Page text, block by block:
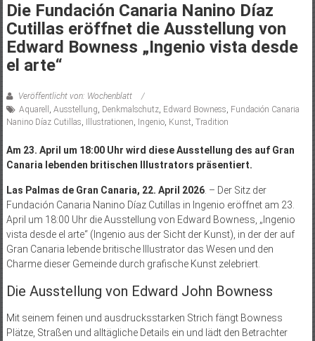
Die Fundación Canaria Nanino Díaz
Cutillas eröffnet die Ausstellung von
Edward Bowness „Ingenio vista desde
el arte“
Veröffentlicht von: Wochenblatt
Aquarell , Ausstellung, Denkmalschutz, Edward Bowness, Fundación Canaria
Nanino Díaz Cutillas, Illustrationen, Ingenio, Kunst, Tradition
Am 23. April um 18:00 Uhr wird diese Ausstellung des auf Gran
Canaria lebenden britischen Illustrators präsentiert.
Las Palmas de Gran Canaria, 22. April 2026. – Der Sitz der
Fundación Canaria Nanino Díaz Cutillas in Ingenio eröffnet am 23.
April um 18:00 Uhr die Ausstellung von Edward Bowness, „Ingenio
vista desde el arte“ (Ingenio aus der Sicht der Kunst), in der der auf
Gran Canaria lebende britische Illustrator das Wesen und den
Charme dieser Gemeinde durch grafische Kunst zelebriert.
Die Ausstellung von Edward John Bowness
Mit seinem feinen und ausdrucksstarken Strich fängt Bowness
Plätze, Straßen und alltägliche Details ein und lädt den Betrachter